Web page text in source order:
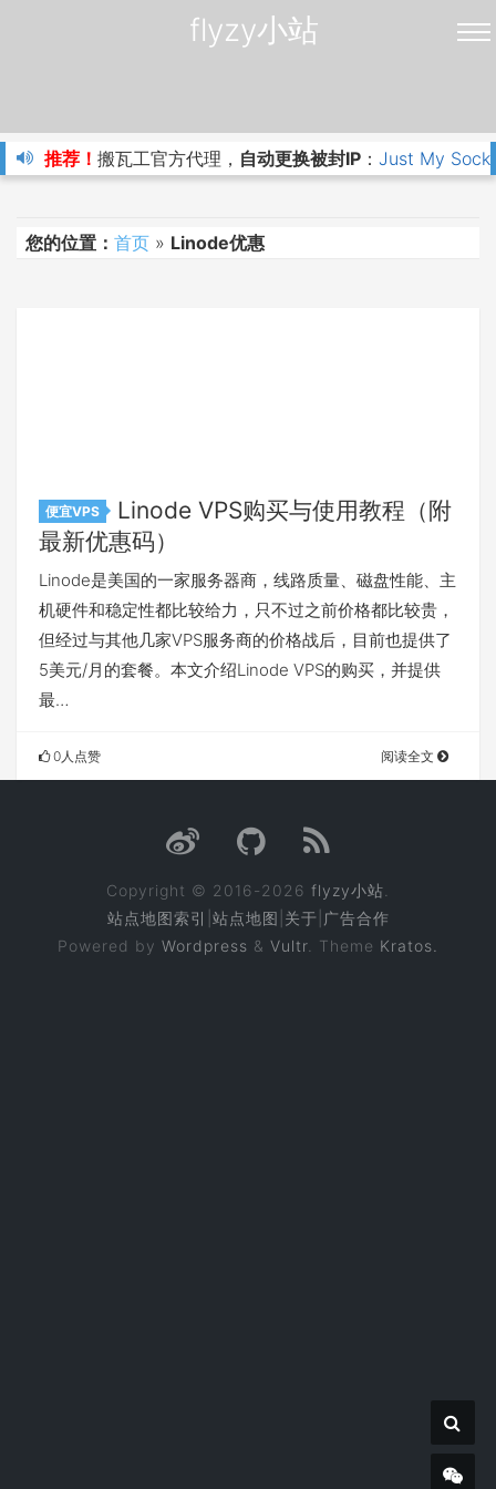
flyzy小站
推荐！ 搬瓦工官方代理， 自动更换被封IP ： Just My
您的位置： 首页 » Linode优惠
便宜VPS
Linode VPS购买与使用教程（附
最新优惠码）
Linode是美国的一家服务器商，线路质量、磁盘性能、主
机硬件和稳定性都比较给力，只不过之前价格都比较贵，
但经过与其他几家VPS服务商的价格战后，目前也提供了
5美元/月的套餐。本文介绍Linode VPS的购买，并提供
最…
0人点赞 阅读全文
Copyright © 2016-2026 flyzy小站
站点地图索引 站点地图 关于 广告合作
Powered by Wordpress & Vultr . Theme Kratos.